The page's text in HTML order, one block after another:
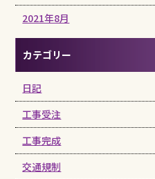
2021年8月
カテゴリー
日記
工事受注
工事完成
交通規制